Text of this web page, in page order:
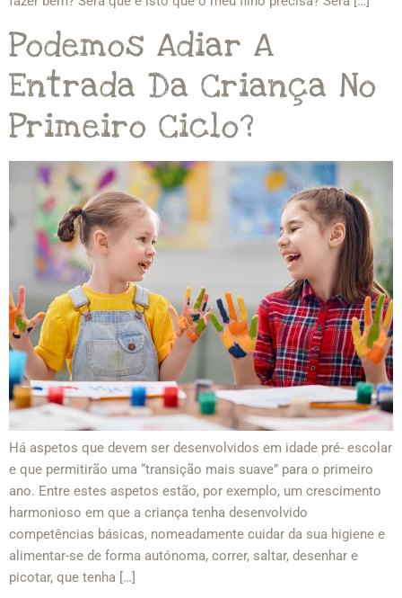
Podemos Adiar A
Entrada Da Criança No
Primeiro Ciclo?
Há aspetos que devem ser desenvolvidos em idade pré- escolar
e que permitirão uma “transição mais suave” para o primeiro
ano. Entre estes aspetos estão, por exemplo, um crescimento
harmonioso em que a criança tenha desenvolvido
competências básicas, nomeadamente cuidar da sua higiene e
alimentar-se de forma autónoma, correr, saltar, desenhar e
picotar, que tenha […]